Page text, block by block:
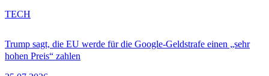
Trump sagt, die EU werde für die Google-Geldstrafe einen „sehr
hohen Preis“ zahlen
TECH